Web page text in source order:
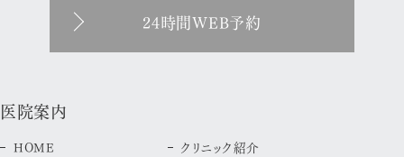
24時間WEB予約
医院案内
HOME
クリニック紹介